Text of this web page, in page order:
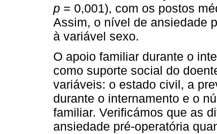
p = 0,001), com os postos
Assim, o nível de ansiedade
à variável sexo.
O apoio familiar durante o
como suporte social do
variáveis: o estado civil, a
durante o internamento e o
familiar. Verificámos que as
ansiedade pré-operatória